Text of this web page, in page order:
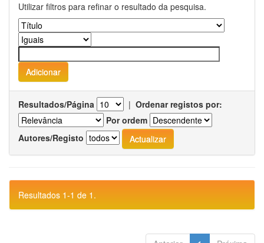
Utilizar filtros para refinar o resultado da pesquisa.
Resultados/Página | Ordenar registos por:
Por ordem
Autores/Registo
Resultados 1-1 de 1.